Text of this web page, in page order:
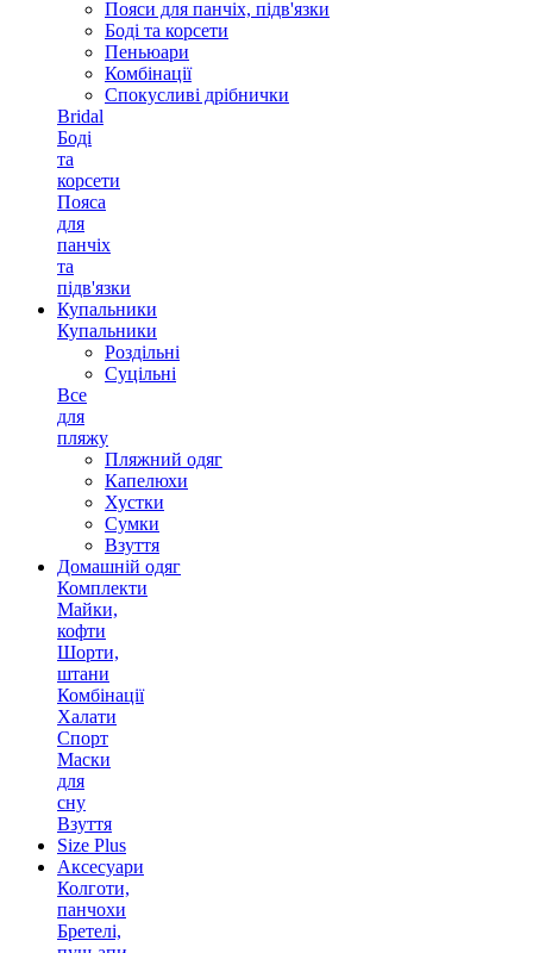
Пояси для панчіх, підв'язки
Боді та корсети
Пеньюари
Комбінації
Спокусливі дрібнички
Bridal
Боді
та
корсети
Пояса
для
панчіх
та
підв'язки
Купальники
Купальники
Роздільні
Суцільні
Все
для
пляжу
Пляжний одяг
Капелюхи
Хустки
Сумки
Взуття
Домашній одяг
Комплекти
Майки,
кофти
Шорти,
штани
Комбінації
Халати
Спорт
Маски
для
сну
Взуття
Size Plus
Аксесуари
Колготи,
панчохи
Бретелі,